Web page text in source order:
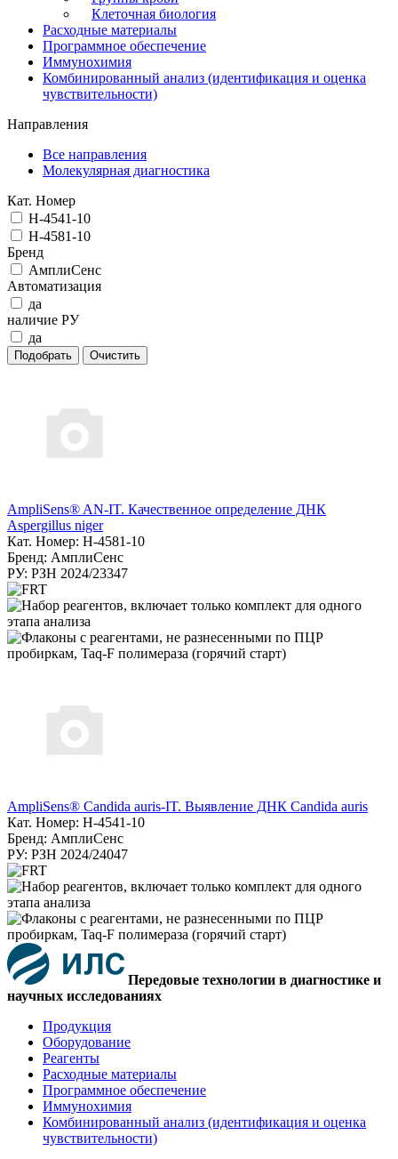
Клеточная биология
Расходные материалы
Программное обеспечение
Иммунохимия
Комбинированный анализ (идентификация и оценка
чувствительности)
Направления
Все направления
Молекулярная диагностика
Кат. Номер
H-4541-10
Н-4581-10
Бренд
АмплиСенс
Автоматизация
да
наличие РУ
да
AmpliSens® AN-IT. Качественное определение ДНК
Aspergillus niger
Кат. Номер: Н-4581-10
Бренд: АмплиСенс
РУ: РЗН 2024/23347
AmpliSens® Candida auris-IT. Выявление ДНК Candida auris
Кат. Номер: H-4541-10
Бренд: АмплиСенс
РУ: РЗН 2024/24047
Передовые технологии в диагностике и
научных исследованиях
Продукция
Оборудование
Реагенты
Расходные материалы
Программное обеспечение
Иммунохимия
Комбинированный анализ (идентификация и оценка
чувствительности)